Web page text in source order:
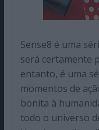
Sense8 é uma
será certamente
entanto, é uma
momentos de
bonita à
todo o universo